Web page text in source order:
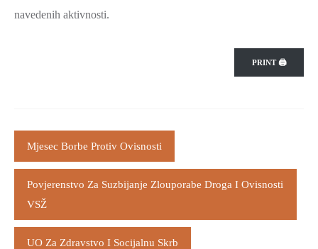
navedenih aktivnosti.
PRINT 🖨
Mjesec Borbe Protiv Ovisnosti
Povjerenstvo Za Suzbijanje Zlouporabe Droga I Ovisnosti
VSŽ
UO Za Zdravstvo I Socijalnu Skrb